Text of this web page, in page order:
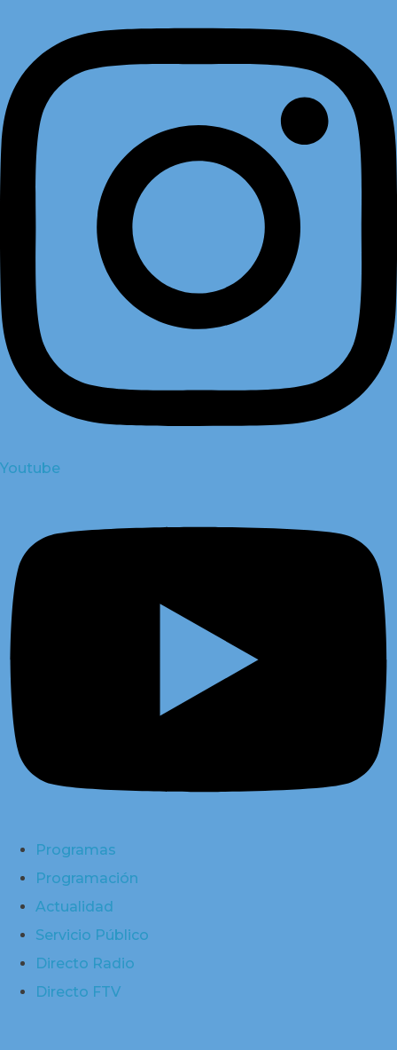
Youtube
Programas
Programación
Actualidad
Servicio Público
Directo Radio
Directo FTV